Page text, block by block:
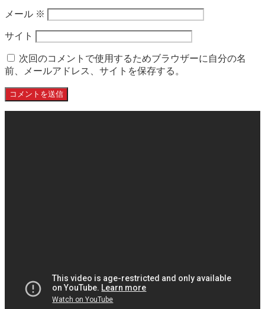
メール ※
サイト
次回のコメントで使用するためブラウザーに自分の名
前、メールアドレス、サイトを保存する。